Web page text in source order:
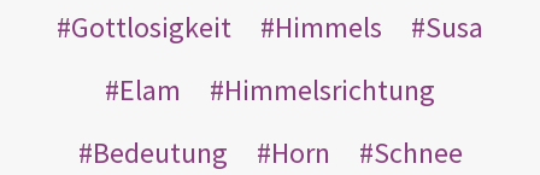
Gottlosigkeit
Himmels
Susa
Elam
Himmelsrichtung
Bedeutung
Horn
Schnee